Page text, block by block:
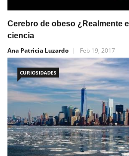
Cerebro de obeso ¿Realmente
ciencia
Ana Patricia Luzardo
Feb 19, 2017
CURIOSIDADES